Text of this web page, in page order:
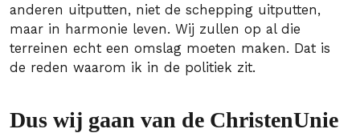
anderen uitputten, niet de schepping uitputten,
maar in harmonie leven. Wij zullen op al die
terreinen echt een omslag moeten maken. Dat is
de reden waarom ik in de politiek zit.
Dus wij gaan van de ChristenUnie